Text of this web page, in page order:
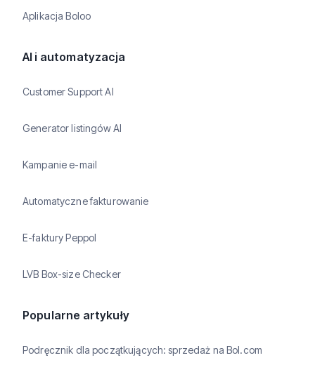
Aplikacja Boloo
AI i automatyzacja
Customer Support AI
Generator listingów AI
Kampanie e-mail
Automatyczne fakturowanie
E-faktury Peppol
LVB Box-size Checker
Popularne artykuły
Podręcznik dla początkujących: sprzedaż na Bol.com